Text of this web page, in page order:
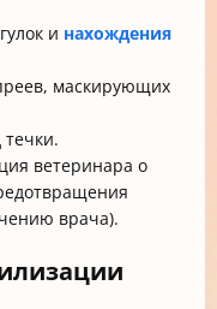
и нахождения
маскирующих
ветеринара о
врача).